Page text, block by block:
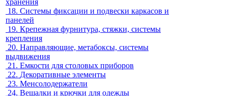
хранения
18. Системы фиксации и подвески каркасов и
панелей
19. Крепежная фурнитура, стяжки, системы
крепления
20. Направляющие, метабоксы, системы
выдвижения
21. Емкости для столовых приборов
22. Декоративные элементы
23. Менсолодержатели
24. Вешалки и крючки для одежды